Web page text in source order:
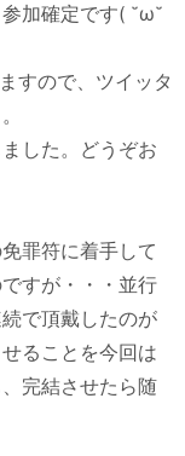
加確定です( ˘ω˘
すので、ツイッタ
した。どうぞお
罪符に着手して
すが・・・並行
で頂戴したのが
ることを今回は
完結させたら随